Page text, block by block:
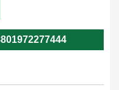
8801972277444